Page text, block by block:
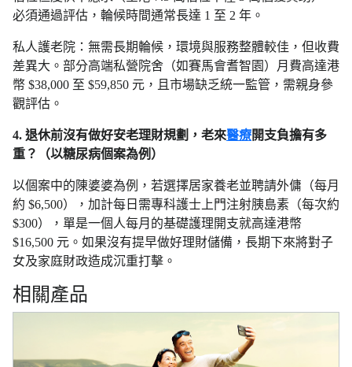
必須通過評估，輪候時間通常長達 1 至 2 年。
私人護老院：無需長期輪候，環境與服務整體較佳，但收費
差異大。部分高端私營院舍（如賽馬會耆智園）月費高達港
幣 $38,000 至 $59,850 元，且市場缺乏統一監管，需親身參
觀評估。
4. 退休前沒有做好安老理財規劃，老來醫療開支負擔有多
重？（以糖尿病個案為例）
以個案中的陳婆婆為例，若選擇居家養老並聘請外傭（每月
約 $6,500），加計每日需專科護士上門注射胰島素（每次約
$300），單是一個人每月的基礎護理開支就高達港幣
$16,500 元。如果沒有提早做好理財儲備，長期下來將對子
女及家庭財政造成沉重打擊。
相關產品